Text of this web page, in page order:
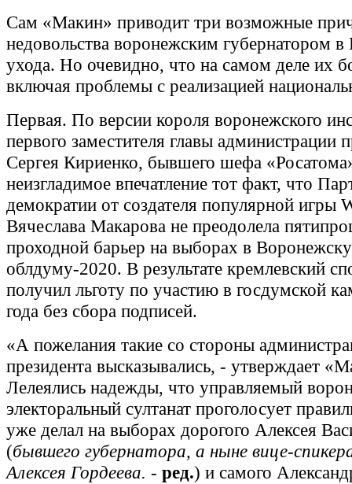
Сам «Макин» приводит три возможные
недовольства воронежским губернатором в
ухода. Но очевидно, что на самом деле их
включая проблемы с реализацией
Первая. По версии короля воронежского
первого заместителя главы администрации
Сергея Кириенко, бывшего шефа
неизгладимое впечатление тот факт, что
демократии от создателя популярной игры
Вячеслава Макарова не преодолела
проходной барьер на выборах в
облдуму-2020. В результате кремлевский
получил льготу по участию в госдумской
года без сбора подписей.
«А пожелания такие со стороны
президента высказывались, - утверждает
Лелеялись надежды, что управляемый
электоральный султанат проголосует
уже делал на выборах дорогого Алексея
(бывшего губернатора, а ныне вице-
Алексея Гордеева. - ред.) и самого